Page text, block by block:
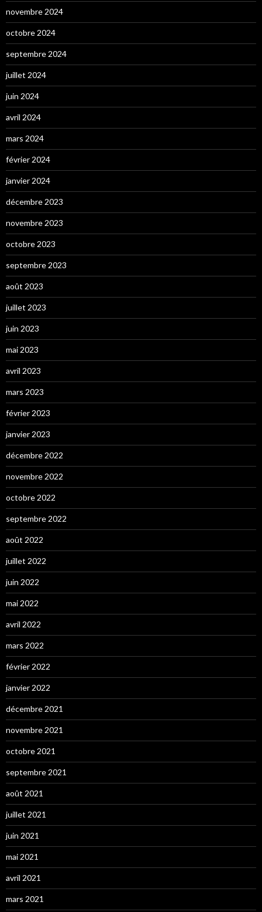
novembre 2024
octobre 2024
septembre 2024
juillet 2024
juin 2024
avril 2024
mars 2024
février 2024
janvier 2024
décembre 2023
novembre 2023
octobre 2023
septembre 2023
août 2023
juillet 2023
juin 2023
mai 2023
avril 2023
mars 2023
février 2023
janvier 2023
décembre 2022
novembre 2022
octobre 2022
septembre 2022
août 2022
juillet 2022
juin 2022
mai 2022
avril 2022
mars 2022
février 2022
janvier 2022
décembre 2021
novembre 2021
octobre 2021
septembre 2021
août 2021
juillet 2021
juin 2021
mai 2021
avril 2021
mars 2021